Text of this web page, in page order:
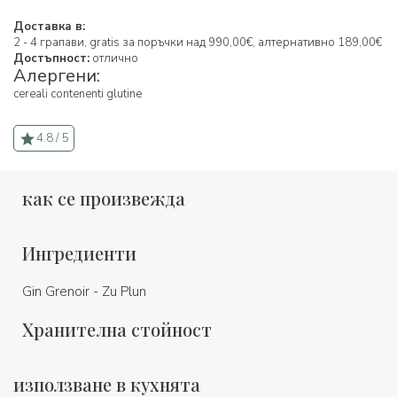
Доставка в:
2 - 4 грапави, gratis за поръчки над 990,00€, алтернативно 189,00€
Достъпност: отлично
Алергени:
cereali contenenti glutine
4.8 / 5
как се произвежда
Ингредиенти
Gin Grenoir - Zu Plun
Хранителна стойност
използване в кухнята